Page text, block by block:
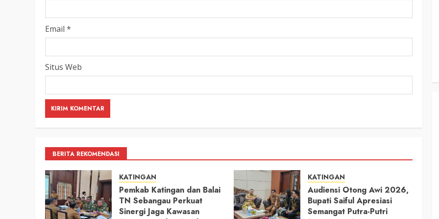
Email *
Situs Web
BERITA REKOMENDASI
KATINGAN
Pemkab Katingan dan Balai
TN Sebangau Perkuat
Sinergi Jaga Kawasan
KATINGAN
Audiensi Otong Awi 2026,
Bupati Saiful Apresiasi
Semangat Putra-Putri
Ribuan Warga Katingan Padati
RDP DPRD dan Pemkab Katingan
Soroti Krisis Air Bersih, Insentif